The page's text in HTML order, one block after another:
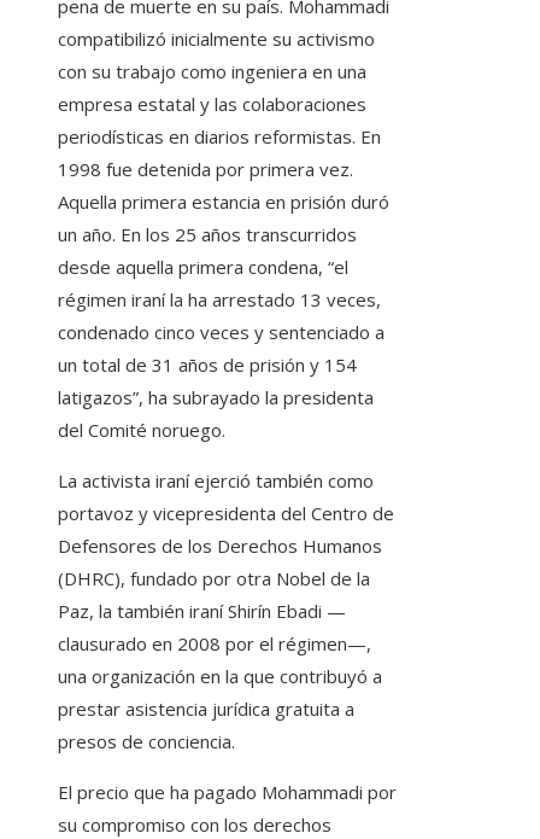
pena de muerte en su país. Mohammadi
compatibilizó inicialmente su activismo
con su trabajo como ingeniera en una
empresa estatal y las colaboraciones
periodísticas en diarios reformistas. En
1998 fue detenida por primera vez.
Aquella primera estancia en prisión duró
un año. En los 25 años transcurridos
desde aquella primera condena, “el
régimen iraní la ha arrestado 13 veces,
condenado cinco veces y sentenciado a
un total de 31 años de prisión y 154
latigazos”, ha subrayado la presidenta
del Comité noruego.
La activista iraní ejerció también como
portavoz y vicepresidenta del Centro de
Defensores de los Derechos Humanos
(DHRC), fundado por otra Nobel de la
Paz, la también iraní Shirín Ebadi —
clausurado en 2008 por el régimen—,
una organización en la que contribuyó a
prestar asistencia jurídica gratuita a
presos de conciencia.
El precio que ha pagado Mohammadi por
su compromiso con los derechos